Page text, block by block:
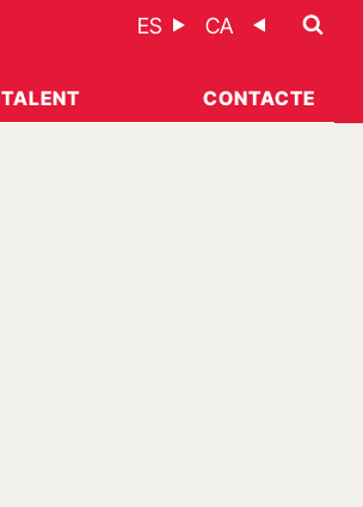
ES CA
TALENT CONTACTE